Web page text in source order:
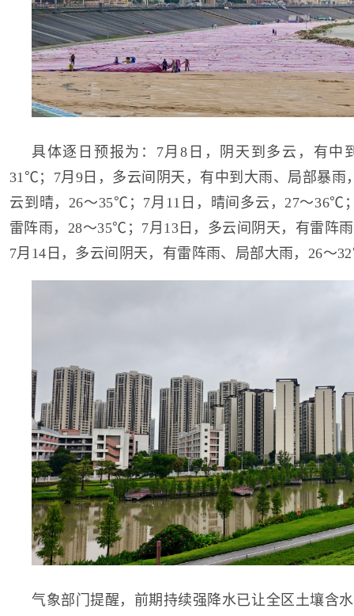
具体逐日预报为：7月8日，阴天到多云，有中
31℃；7月9日，多云间阴天，有中到大雨、局部暴雨
云到晴，26～35℃；7月11日，晴间多云，27～36℃
雷阵雨，28～35℃；7月13日，多云间阴天，有雷阵
7月14日，多云间阴天，有雷阵雨、局部大雨，26～
气象部门提醒，前期持续强降水已让全区土壤含